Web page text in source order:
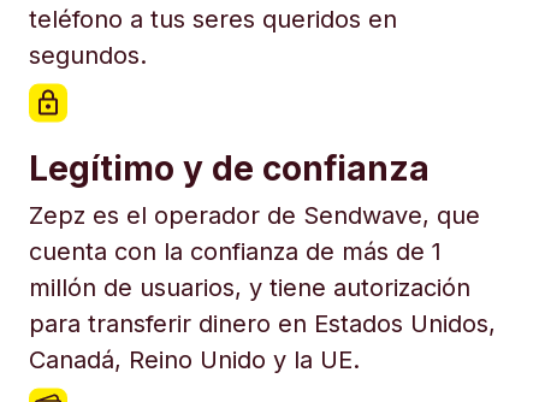
teléfono a tus seres queridos en
segundos.
Legítimo y de confianza
Zepz es el operador de Sendwave, que
cuenta con la confianza de más de 1
millón de usuarios, y tiene autorización
para transferir dinero en Estados Unidos,
Canadá, Reino Unido y la UE.